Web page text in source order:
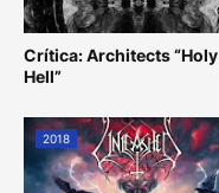
Crítica: Architects “Holy
Hell”
2018